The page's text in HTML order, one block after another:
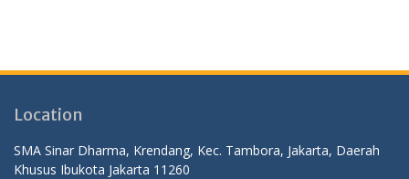
Location
SMA Sinar Dharma, Krendang, Kec. Tambora, Jakarta, Daerah
Khusus Ibukota Jakarta 11260